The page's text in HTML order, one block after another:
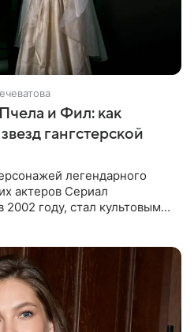
и Фил: как
гангстерской
легендарного
актеров Сериал
году, стал культовым